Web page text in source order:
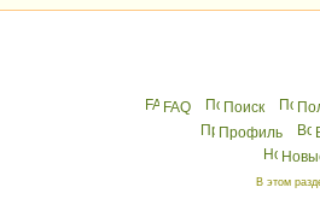
FAQ Поиск
Профиль
В этом